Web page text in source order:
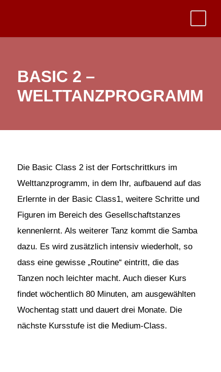
BASIC 2 –
WELTTANZPROGRAMM
Die Basic Class 2 ist der Fortschrittkurs im
Welttanzprogramm, in dem Ihr, aufbauend auf das
Erlernte in der Basic Class1, weitere Schritte und
Figuren im Bereich des Gesellschaftstanzes
kennenlernt. Als weiterer Tanz kommt die Samba
dazu. Es wird zusätzlich intensiv wiederholt, so
dass eine gewisse „Routine“ eintritt, die das
Tanzen noch leichter macht. Auch dieser Kurs
findet wöchentlich 80 Minuten, am ausgewählten
Wochentag statt und dauert drei Monate. Die
nächste Kursstufe ist die Medium-Class.